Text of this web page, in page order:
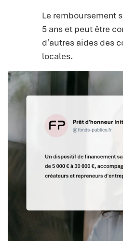
Le remboursement
5 ans et peut être
d’autres aides des
locales.